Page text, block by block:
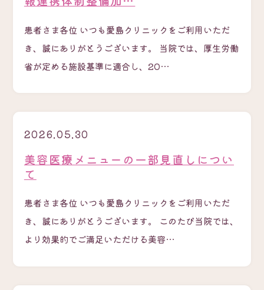
患者さま各位 いつも愛島クリニックをご利用いただ
き、誠にありがとうございます。 当院では、厚生労働
省が定める施設基準に適合し、20…
2026.05.30
美容医療メニューの一部見直しについ
て
患者さま各位 いつも愛島クリニックをご利用いただ
き、誠にありがとうございます。 このたび当院では、
より効果的でご満足いただける美容…